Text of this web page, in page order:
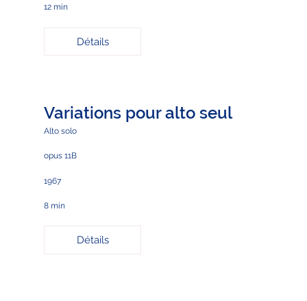
12 min
Détails
Variations pour alto seul
Alto solo
opus 11B
1967
8 min
Détails